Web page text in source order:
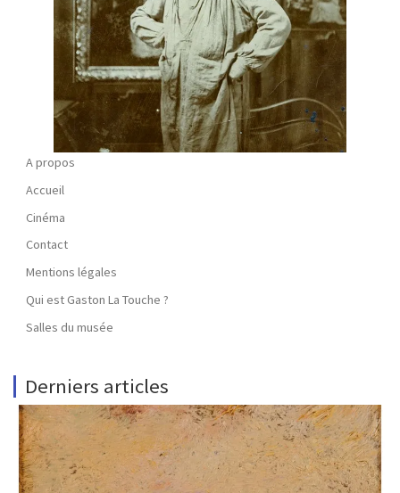
A propos
Accueil
Cinéma
Contact
Mentions légales
Qui est Gaston La Touche ?
Salles du musée
Derniers articles